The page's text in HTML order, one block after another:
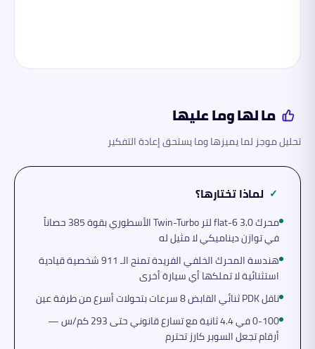
ما لها وما عليها
تحليل موجز لما يميزها وما يستحق إعادة التفكير
✓ لماذا تختارها؟
محرك flat-6 3.0 لتر Twin-Turbo الأسطوري بقوة 385 حصاناً
في توازن ديناميكي لا مثيل له
هندسة المحرك الخلفي الفريدة تمنح الـ 911 شخصية قيادية
استثنائية لا تملكها أي سيارة أخرى
ناقل PDK ثنائي القابض 8 سرعات بتحولات أسرع من طرفة عين
0-100 في 4.4 ثانية مع تسارع قانوني حتى 293 كم/س —
أرقام تجعل السوبر كارز تحترم